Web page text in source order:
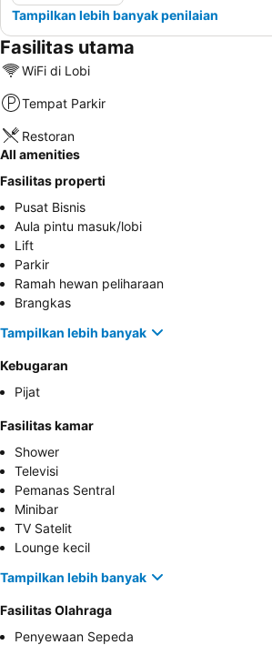
Tampilkan lebih banyak penilaian
Fasilitas utama
WiFi di Lobi
Tempat Parkir
Restoran
All amenities
Fasilitas properti
Pusat Bisnis
Aula pintu masuk/lobi
Lift
Parkir
Ramah hewan peliharaan
Brangkas
Tampilkan lebih banyak
Kebugaran
Pijat
Fasilitas kamar
Shower
Televisi
Pemanas Sentral
Minibar
TV Satelit
Lounge kecil
Tampilkan lebih banyak
Fasilitas Olahraga
Penyewaan Sepeda